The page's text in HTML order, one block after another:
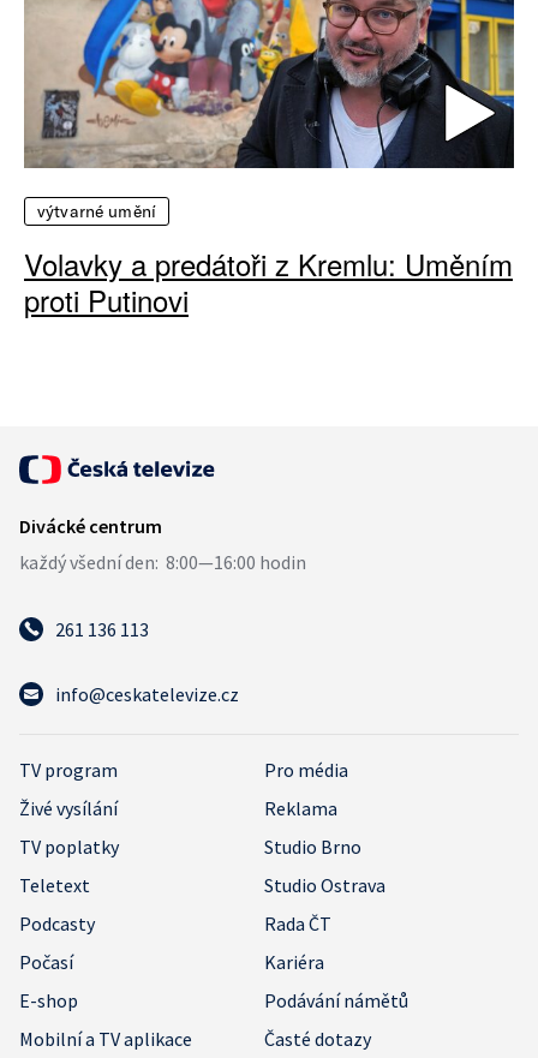
výtvarné umění
Volavky a predátoři z Kremlu: Uměním
proti Putinovi
261 136 113
info@ceskatelevize.cz
TV program
Pro média
Živé vysílání
Reklama
TV poplatky
Studio Brno
Teletext
Studio Ostrava
Podcasty
Rada ČT
Počasí
Kariéra
E-shop
Podávání námětů
Mobilní a TV aplikace
Časté dotazy